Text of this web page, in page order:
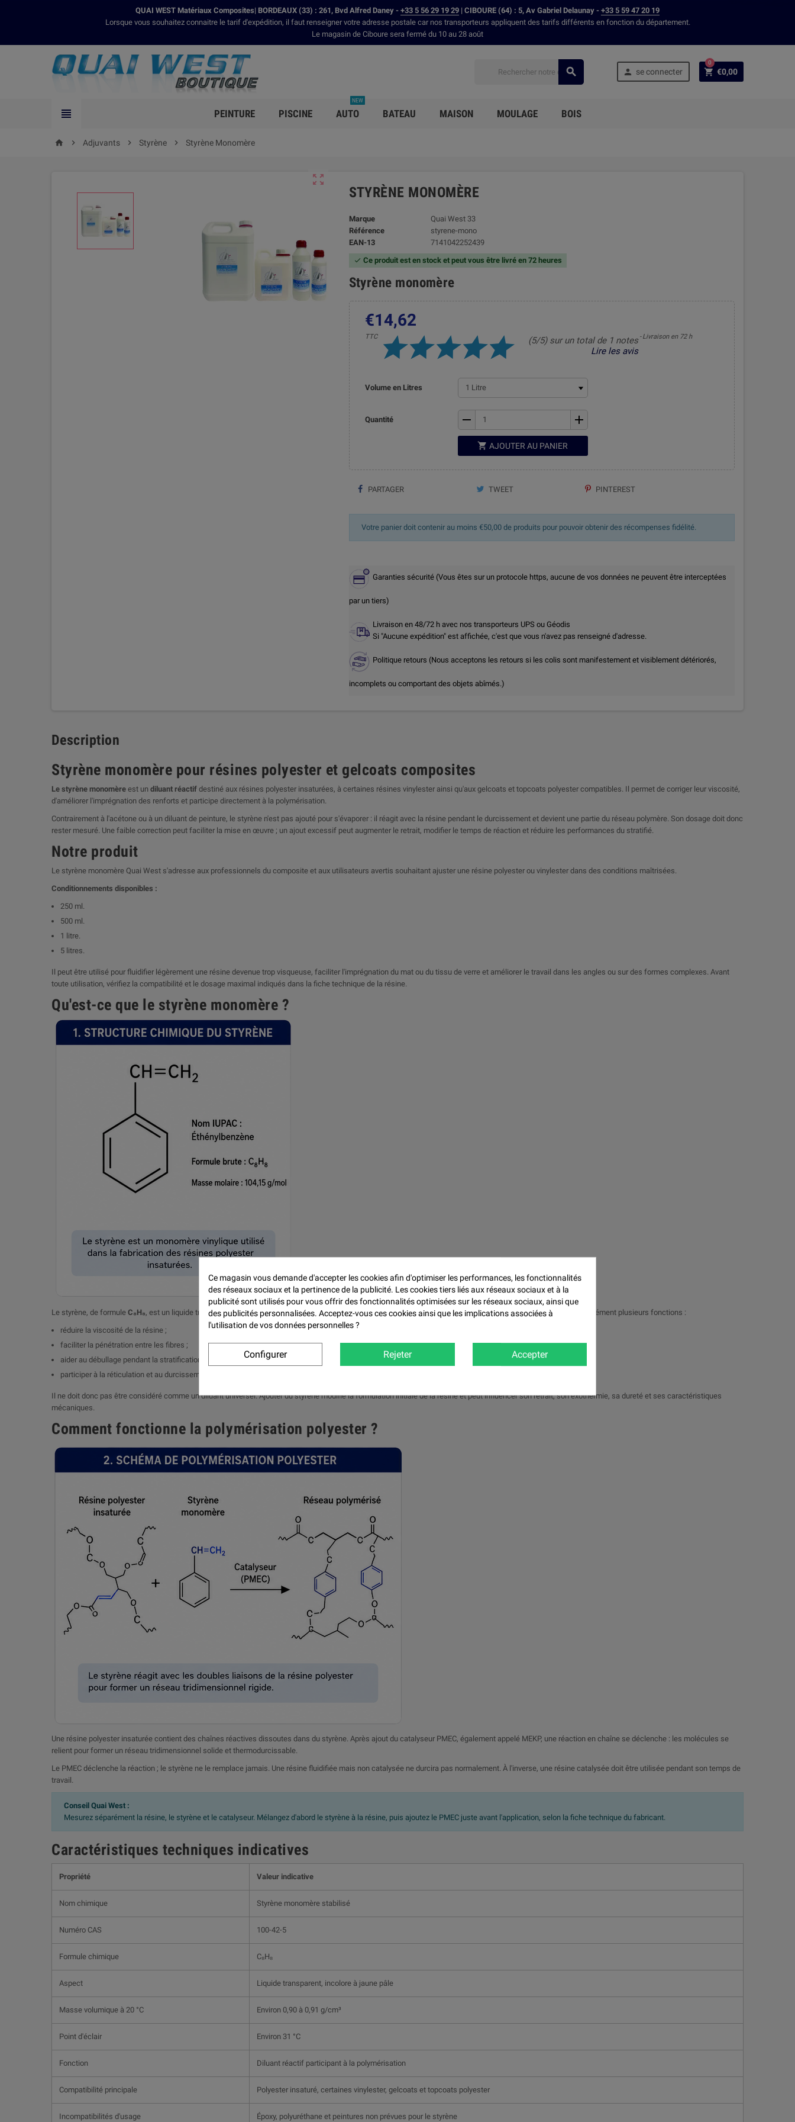
QUAI WEST Matériaux Composites| BORDEAUX (33) : 261, Bvd Alfred Daney - +33 5 56 29 19 29 | CIBOURE (64) : 5, Av Gabriel Delaunay - +33 5 59 47 20 19
Lorsque vous souhaitez connaitre le tarif d'expédition, il faut renseigner votre adresse postale car nos transporteurs appliquent des tarifs différents en fonction du département.
Le magasin de Ciboure sera fermé du 10 au 28 août
  se connecter  €0,00
0
 PEINTURE PISCINE AUTO
NEW
BATEAU MAISON MOULAGE BOIS
home  Adjuvants  Styrène  Styrène Monomère

STYRÈNE MONOMÈRE
Marque
Quai West 33
Référence
styrene-mono
EAN-13
7141042252439
 Ce produit est en stock et peut vous être livré en 72 heures
Styrène monomère
€14,62
TTC
(5/5) sur un total de 1 notes
Lire les avis
Livraison en 72 h
Volume en Litres
Quantité remove add
 AJOUTER AU PANIER
PARTAGER TWEET PINTEREST
Votre panier doit contenir au moins €50,00 de produits pour pouvoir obtenir des récompenses fidélité.
Garanties sécurité (Vous êtes sur un protocole https, aucune de vos données ne peuvent être interceptées
par un tiers)
Livraison en 48/72 h avec nos transporteurs UPS ou Géodis
Si "Aucune expédition" est affichée, c'est que vous n'avez pas renseigné d'adresse.
Politique retours (Nous acceptons les retours si les colis sont manifestement et visiblement détériorés,
incomplets ou comportant des objets abîmés.)
Description
Styrène monomère pour résines polyester et gelcoats composites
Le styrène monomère est un diluant réactif destiné aux résines polyester insaturées, à certaines résines vinylester ainsi qu'aux gelcoats et topcoats polyester compatibles. Il permet de corriger leur viscosité,
d'améliorer l'imprégnation des renforts et participe directement à la polymérisation.
Contrairement à l'acétone ou à un diluant de peinture, le styrène n'est pas ajouté pour s'évaporer : il réagit avec la résine pendant le durcissement et devient une partie du réseau polymère. Son dosage doit donc
rester mesuré. Une faible correction peut faciliter la mise en œuvre ; un ajout excessif peut augmenter le retrait, modifier le temps de réaction et réduire les performances du stratifié.
Notre produit
Le styrène monomère Quai West s'adresse aux professionnels du composite et aux utilisateurs avertis souhaitant ajuster une résine polyester ou vinylester dans des conditions maîtrisées.
Conditionnements disponibles :
250 ml.
500 ml.
1 litre.
5 litres.
Il peut être utilisé pour fluidifier légèrement une résine devenue trop visqueuse, faciliter l'imprégnation du mat ou du tissu de verre et améliorer le travail dans les angles ou sur des formes complexes. Avant
toute utilisation, vérifiez la compatibilité et le dosage maximal indiqués dans la fiche technique de la résine.
Qu'est-ce que le styrène monomère ?
Le styrène, de formule C₈H₈, est un liquide transparent, incolore à jaune pâle, présentant une odeur caractéristique. Dans les systèmes polyester, il remplit simultanément plusieurs fonctions :
réduire la viscosité de la résine ;
faciliter la pénétration entre les fibres ;
aider au débullage pendant la stratification ;
participer à la réticulation et au durcissement final.
Il ne doit donc pas être considéré comme un diluant universel. Ajouter du styrène modifie la formulation initiale de la résine et peut influencer son retrait, son exothermie, sa dureté et ses caractéristiques
mécaniques.
Comment fonctionne la polymérisation polyester ?
Une résine polyester insaturée contient des chaînes réactives dissoutes dans du styrène. Après ajout du catalyseur PMEC, également appelé MEKP, une réaction en chaîne se déclenche : les molécules se
relient pour former un réseau tridimensionnel solide et thermodurcissable.
Le PMEC déclenche la réaction ; le styrène ne le remplace jamais. Une résine fluidifiée mais non catalysée ne durcira pas normalement. À l'inverse, une résine catalysée doit être utilisée pendant son temps de
travail.
Conseil Quai West :
Mesurez séparément la résine, le styrène et le catalyseur. Mélangez d'abord le styrène à la résine, puis ajoutez le PMEC juste avant l'application, selon la fiche technique du fabricant.
Caractéristiques techniques indicatives
Propriété Valeur indicative
Nom chimique Styrène monomère stabilisé
Numéro CAS 100-42-5
Formule chimique C₈H₈
Aspect Liquide transparent, incolore à jaune pâle
Masse volumique à 20 °C Environ 0,90 à 0,91 g/cm³
Point d'éclair Environ 31 °C
Fonction Diluant réactif participant à la polymérisation
Compatibilité principale Polyester insaturé, certaines vinylester, gelcoats et topcoats polyester
Incompatibilités d'usage Époxy, polyuréthane et peintures non prévues pour le styrène
Ce magasin vous demande d'accepter les cookies afin d'optimiser les performances, les fonctionnalités
des réseaux sociaux et la pertinence de la publicité. Les cookies tiers liés aux réseaux sociaux et à la
publicité sont utilisés pour vous offrir des fonctionnalités optimisées sur les réseaux sociaux, ainsi que
des publicités personnalisées. Acceptez-vous ces cookies ainsi que les implications associées à
l'utilisation de vos données personnelles ?
Configurer Rejeter Accepter